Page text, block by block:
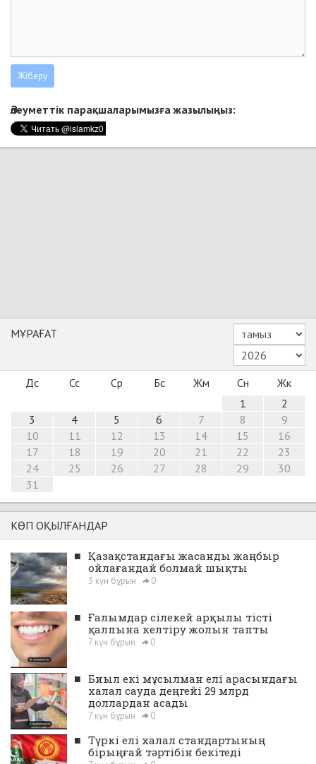
Әлеуметтік парақшаларымызға жазылыңыз:
МҰРАҒАТ
Дс Сс Ср Бс Жм Сн
Жк
1
2
3
4 5 6 7 8
9
10
11 12 13 14 15
16
17
18 19 20 21 22
23
24
25 26 27 28 29
30
31
КӨП ОҚЫЛҒАНДАР
■ Қазақстандағы жасанды жаңбыр
ойлағандай болмай шықты
3 күн бұрын 0
■ Ғалымдар сілекей арқылы тісті
қалпына келтіру жолын тапты
7 күн бұрын 0
■ Биыл екі мұсылман елі арасындағы
халал сауда деңгейі 29 млрд
доллардан асады
7 күн бұрын 0
■ Түркі елі халал стандартының
бірыңғай тәртібін бекітеді